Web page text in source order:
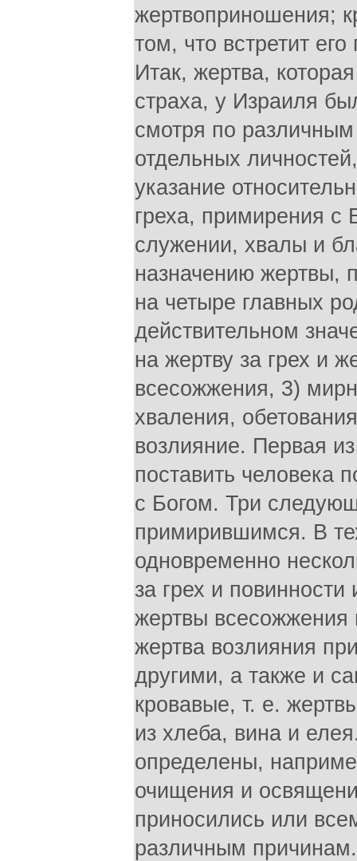
жертвоприношения;
том, что встретит
Итак, жертва,
страха, у Израиля
смотря по
отдельных
указание
греха, примирения с
служении, хвалы и
назначению жертвы,
на четыре главных
действительном
на жертву за грех и
всесожжения, 3)
хваления,
возлияние. Первая
поставить человека
с Богом. Три
примирившимся. В
одновременно
за грех и
жертвы всесожжения
жертва возлияния
другими, а также и
кровавые, т. е.
из хлеба, вина и
определены,
очищения и
приносились или
различным